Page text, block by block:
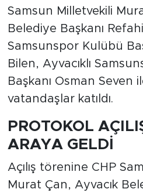
Samsun Milletvekili
Belediye Başkanı
Samsunspor Kulübü
Bilen, Ayvacıklı
Başkanı Osman Seven
vatandaşlar katıldı.
PROTOKOL
ARAYA GELDİ
Açılış törenine CHP
Murat Çan, Ayvacık